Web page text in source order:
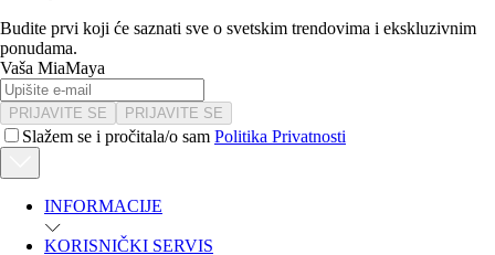
Budite prvi koji će saznati sve o svetskim trendovima i ekskluzivnim
ponudama.
Vaša MiaMaya
PRIJAVITE SE PRIJAVITE SE
Slažem se i pročitala/o sam Politika Privatnosti
INFORMACIJE
KORISNIČKI SERVIS